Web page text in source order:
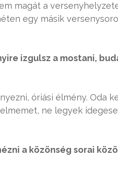
magát a
egy másik
izgulsz a mostani,
óriási élmény. Oda
ne legyek
a közönség sorai